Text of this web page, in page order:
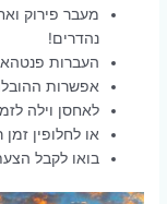
מעבר פירוק
נהדרים!
העברות
אפשרות
לאחסן וילה
או לחלופין זמן
בואו לקבל